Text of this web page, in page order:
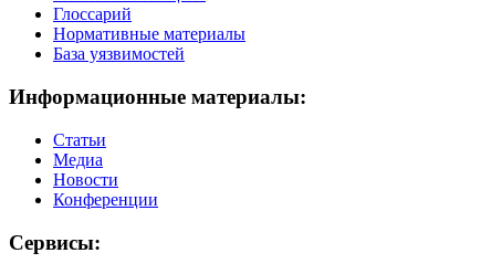
Глоссарий
Нормативные материалы
База уязвимостей
Информационные материалы:
Статьи
Медиа
Новости
Конференции
Сервисы: